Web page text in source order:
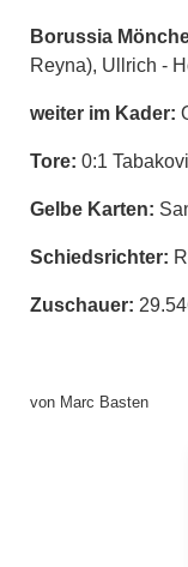
Borussia
Reyna), Ullrich -
weiter im Kader:
Tore: 0:1
Gelbe Karten:
Schiedsrichter:
Zuschauer:
von Marc Basten